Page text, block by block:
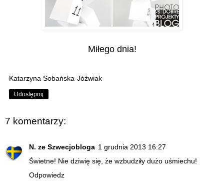
Miłego dnia!
Katarzyna Sobańska-Jóźwiak
Udostępnij
7 komentarzy:
N. ze Szwecjobloga 1 grudnia 2013 16:27
Świetne! Nie dziwię się, że wzbudziły dużo uśmiechu!
Odpowiedz